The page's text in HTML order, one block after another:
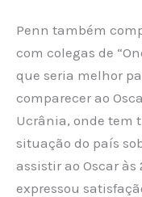
Penn também
com colegas de
que seria melhor
comparecer ao
Ucrânia, onde tem
situação do país
assistir ao Oscar
expressou